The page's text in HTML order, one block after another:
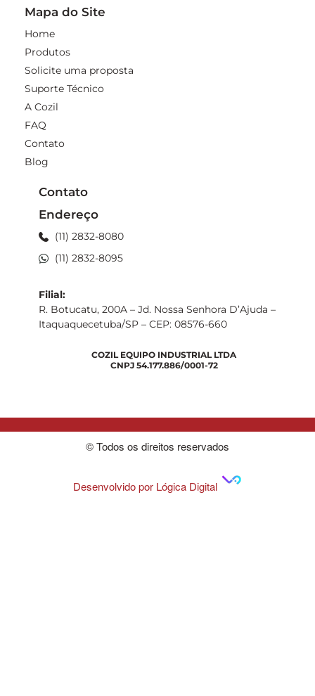
Mapa do Site
Home
Produtos
Solicite uma proposta
Suporte Técnico
A Cozil
FAQ
Contato
Blog
Contato
Endereço
(11) 2832-8080
(11) 2832-8095
Filial:
R. Botucatu, 200A – Jd. Nossa Senhora D’Ajuda –
Itaquaquecetuba/SP – CEP: 08576-660
COZIL EQUIPO INDUSTRIAL LTDA
CNPJ 54.177.886/0001-72
© Todos os direitos reservados
Desenvolvido por Lógica Digital